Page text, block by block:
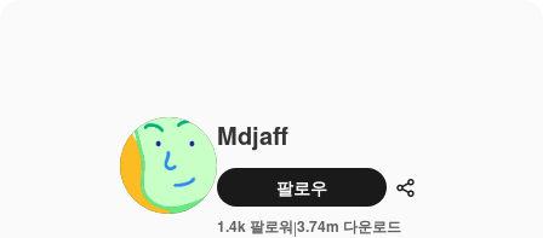
Mdjaff
팔로우 공유하기
1.4k 팔로워|3.74m 다운로드